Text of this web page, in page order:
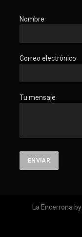
Nombre
Correo electrónico
Tu mensaje
La Encerrona by